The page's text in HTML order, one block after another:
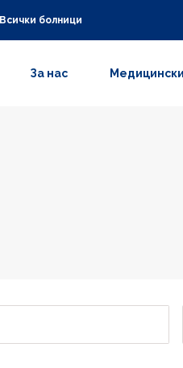
Всички болници
За нас